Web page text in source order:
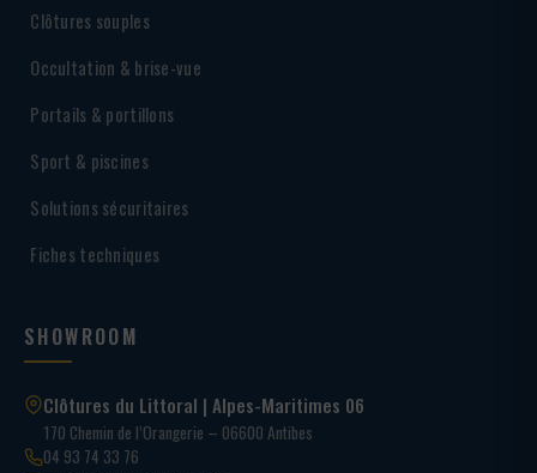
Clôtures souples
Occultation & brise-vue
Portails & portillons
Sport & piscines
Solutions sécuritaires
Fiches techniques
SHOWROOM
Clôtures du Littoral | Alpes-Maritimes 06
170 Chemin de l’Orangerie – 06600 Antibes
04 93 74 33 76